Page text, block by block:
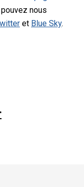
nous
et Blue Sky.